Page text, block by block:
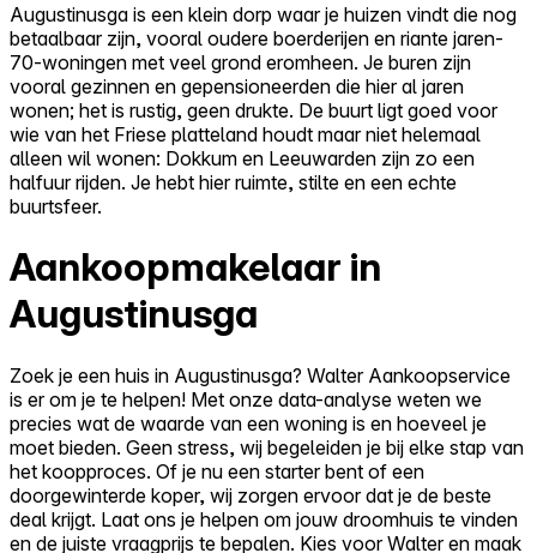
Augustinusga is een klein dorp waar je huizen vindt die nog
betaalbaar zijn, vooral oudere boerderijen en riante jaren-
70-woningen met veel grond eromheen. Je buren zijn
vooral gezinnen en gepensioneerden die hier al jaren
wonen; het is rustig, geen drukte. De buurt ligt goed voor
wie van het Friese platteland houdt maar niet helemaal
alleen wil wonen: Dokkum en Leeuwarden zijn zo een
halfuur rijden. Je hebt hier ruimte, stilte en een echte
buurtsfeer.
Aankoopmakelaar in
Augustinusga
Zoek je een huis in Augustinusga? Walter Aankoopservice
is er om je te helpen! Met onze data-analyse weten we
precies wat de waarde van een woning is en hoeveel je
moet bieden. Geen stress, wij begeleiden je bij elke stap van
het koopproces. Of je nu een starter bent of een
doorgewinterde koper, wij zorgen ervoor dat je de beste
deal krijgt. Laat ons je helpen om jouw droomhuis te vinden
en de juiste vraagprijs te bepalen. Kies voor Walter en maak